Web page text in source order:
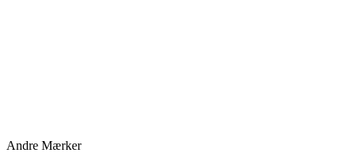
Andre Mærker